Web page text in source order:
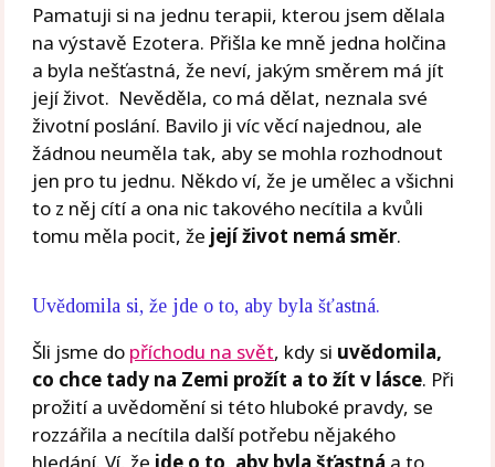
Pamatuji si na jednu terapii, kterou jsem dělala
na výstavě Ezotera. Přišla ke mně jedna holčina
a byla nešťastná, že neví, jakým směrem má jít
její život. Nevěděla, co má dělat, neznala své
životní poslání. Bavilo ji víc věcí najednou, ale
žádnou neuměla tak, aby se mohla rozhodnout
jen pro tu jednu. Někdo ví, že je umělec a všichni
to z něj cítí a ona nic takového necítila a kvůli
tomu měla pocit, že její život nemá směr.
Uvědomila si, že jde o to, aby byla šťastná.
Šli jsme do příchodu na svět, kdy si uvědomila,
co chce tady na Zemi prožít a to žít v lásce. Při
prožití a uvědomění si této hluboké pravdy, se
rozzářila a necítila další potřebu nějakého